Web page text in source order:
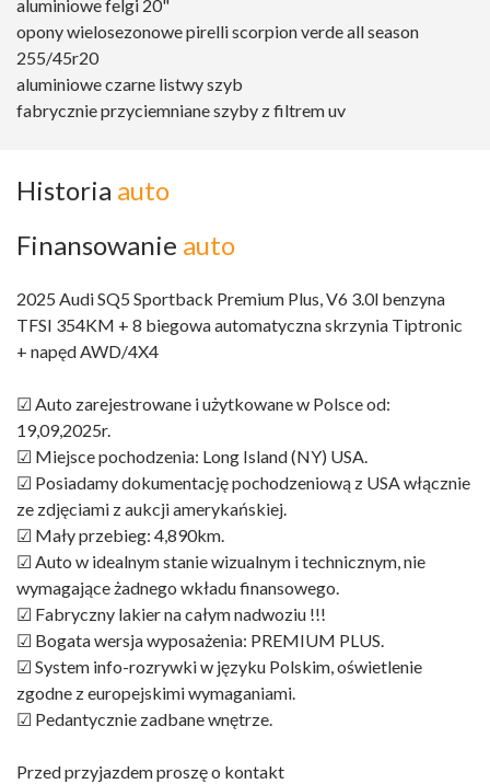
aluminiowe felgi 20"
opony wielosezonowe pirelli scorpion verde all season
255/45r20
aluminiowe czarne listwy szyb
fabrycznie przyciemniane szyby z filtrem uv
Historia auto
Finansowanie auto
2025 Audi SQ5 Sportback Premium Plus, V6 3.0l benzyna
TFSI 354KM + 8 biegowa automatyczna skrzynia Tiptronic
+ napęd AWD/4X4
☑ Auto zarejestrowane i użytkowane w Polsce od:
19,09,2025r.
☑ Miejsce pochodzenia: Long Island (NY) USA.
☑ Posiadamy dokumentację pochodzeniową z USA włącznie
ze zdjęciami z aukcji amerykańskiej.
☑ Mały przebieg: 4,890km.
☑ Auto w idealnym stanie wizualnym i technicznym, nie
wymagające żadnego wkładu finansowego.
☑ Fabryczny lakier na całym nadwoziu !!!
☑ Bogata wersja wyposażenia: PREMIUM PLUS.
☑ System info-rozrywki w języku Polskim, oświetlenie
zgodne z europejskimi wymaganiami.
☑ Pedantycznie zadbane wnętrze.
Przed przyjazdem proszę o kontakt